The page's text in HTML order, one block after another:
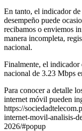
En tanto, el indicador
desempeño puede
recibamos o enviemos
manera incompleta,
nacional.
Finalmente, el
nacional de 3.23 Mbps
Para conocer a detalle
internet móvil pueden
https://
internet-movil-analisis-
2026/#popup